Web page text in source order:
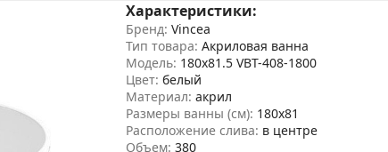
Характеристики:
Бренд: Vincea
Тип товара: Акриловая ванна
Модель: 180x81.5 VBT-408-1800
Цвет: белый
Материал: акрил
Размеры ванны (см): 180х81
Расположение слива: в центре
Объем: 380